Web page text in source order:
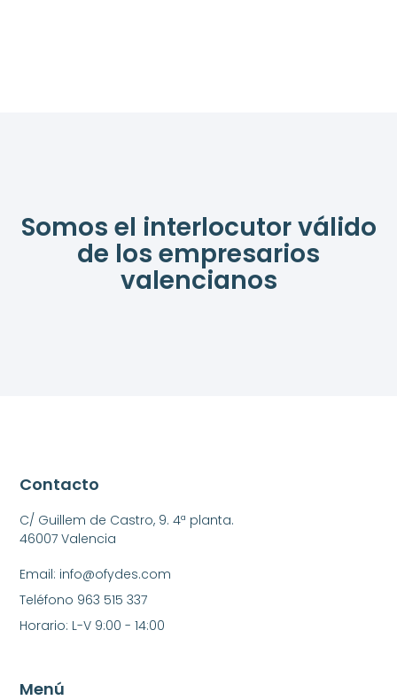
Somos el interlocutor válido
de los empresarios
valencianos
Menú
Contacto
C/ Guillem de Castro, 9. 4ª planta.
46007 Valencia
Email: info@ofydes.com
Teléfono 963 515 337
Horario: L-V 9:00 - 14:00